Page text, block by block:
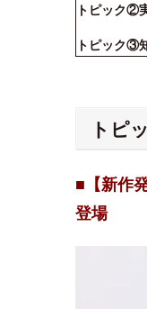
トピック②
トピック③
トピ
■【新作
登場